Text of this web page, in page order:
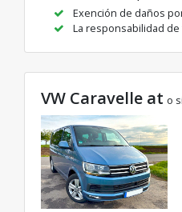
Exención de daños
La responsabilidad de
VW Caravelle at o